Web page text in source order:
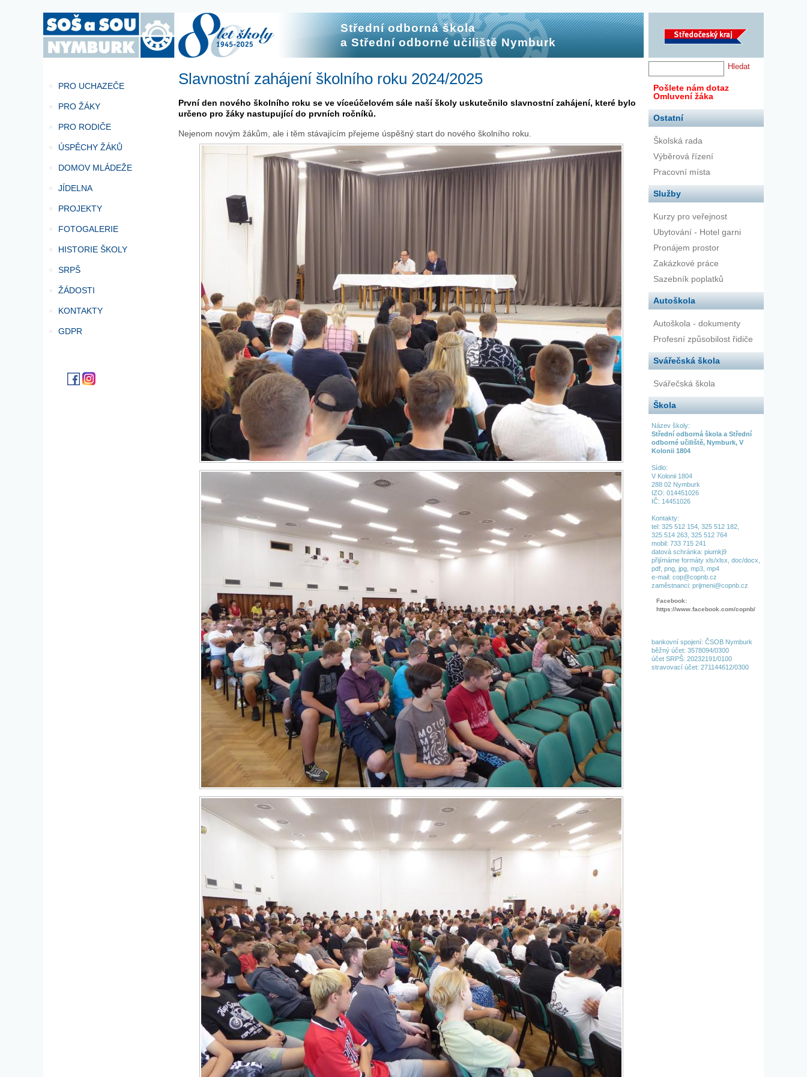
PRO UCHAZEČE
PRO ŽÁKY
PRO RODIČE
ÚSPĚCHY ŽÁKŮ
DOMOV MLÁDEŽE
JÍDELNA
PROJEKTY
FOTOGALERIE
HISTORIE ŠKOLY
SRPŠ
ŽÁDOSTI
KONTAKTY
GDPR
Střední odborná škola
a Střední odborné učiliště Nymburk
Slavnostní zahájení školního roku 2024/2025
První den nového školního roku se ve víceúčelovém sále naší školy uskutečnilo slavnostní zahájení, které bylo
určeno pro žáky nastupující do prvních ročníků.
Nejenom novým žákům, ale i těm stávajícím přejeme úspěšný start do nového školního roku.
Pošlete nám dotaz
Omluvení žáka
Ostatní
Školská rada
Výběrová řízení
Pracovní místa
Služby
Kurzy pro veřejnost
Ubytování - Hotel garni
Pronájem prostor
Zakázkové práce
Sazebník poplatků
Autoškola
Autoškola - dokumenty
Profesní způsobilost řidiče
Svářečská škola
Svářečská škola
Škola
Název školy:
Střední odborná škola a Střední
odborné učiliště, Nymburk, V
Kolonii 1804
Sídlo:
V Kolonii 1804
288 02 Nymburk
IZO: 014451026
IČ: 14451026
Kontakty:
tel: 325 512 154, 325 512 182,
325 514 263, 325 512 764
mobil: 733 715 241
datová schránka: piumkj9
přijímáme formáty xls/xlsx, doc/docx,
pdf, png, jpg, mp3, mp4
e-mail: cop@copnb.cz
zaměstnanci: prijmeni@copnb.cz
Facebook:
https://www.facebook.com/copnb/
bankovní spojení: ČSOB Nymburk
běžný účet: 3578094/0300
účet SRPŠ: 20232191/0100
stravovací účet: 271144612/0300